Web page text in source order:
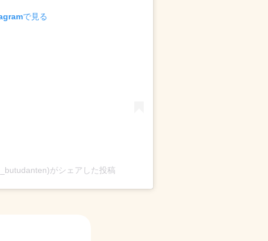
で見る
がシェアした投稿